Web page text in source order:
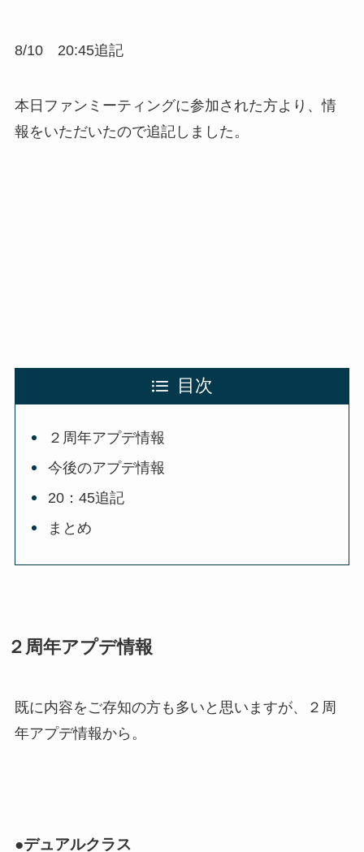
8/10 20:45追記
本日ファンミーティングに参加された方より、情
報をいただいたので追記しました。
目次
２周年アプデ情報
今後のアプデ情報
20：45追記
まとめ
２周年アプデ情報
既に内容をご存知の方も多いと思いますが、２周
年アプデ情報から。
●デュアルクラス